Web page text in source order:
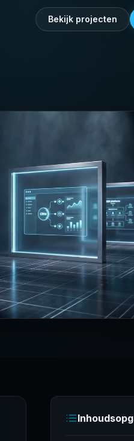
Bekijk projecten